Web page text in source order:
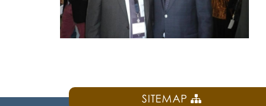
SITEMAP